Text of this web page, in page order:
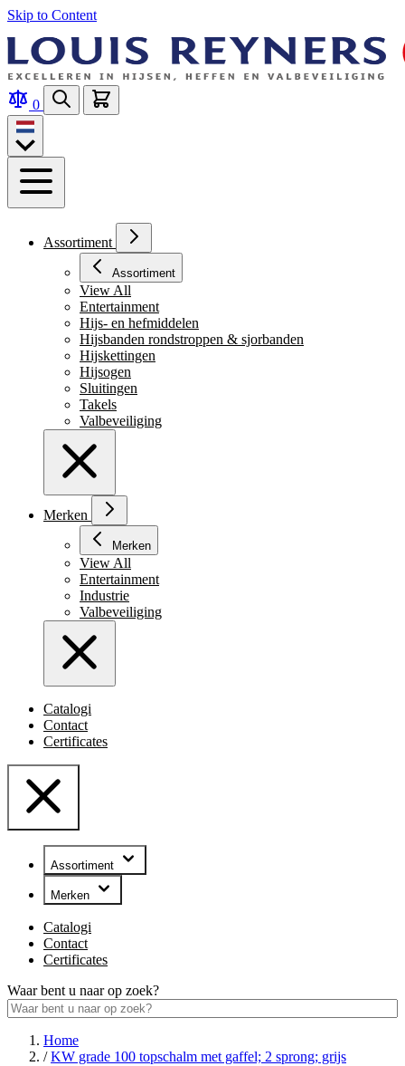
Skip to Content
0
Assortiment
Assortiment
View All
Entertainment
Hijs- en hefmiddelen
Hijsbanden rondstroppen & sjorbanden
Hijskettingen
Hijsogen
Sluitingen
Takels
Valbeveiliging
Merken
Merken
View All
Entertainment
Industrie
Valbeveiliging
Catalogi
Contact
Certificates
Assortiment
Merken
Catalogi
Contact
Certificates
Waar bent u naar op zoek?
Home
/ KW grade 100 topschalm met gaffel; 2 sprong; grijs